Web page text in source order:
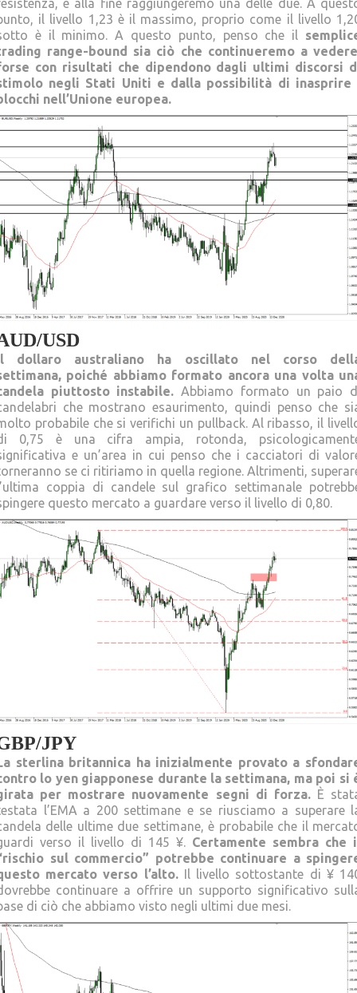
e alla fine raggiungeremo una delle due. A
il livello 1,23 è il massimo, proprio come il livello
è il minimo. A questo punto, penso che il
range-bound sia ciò che continueremo a
con risultati che dipendono dagli ultimi discorsi
negli Stati Uniti e dalla possibilità di inasprire
nell’Unione europea.
USD
dollaro australiano ha oscillato nel corso
poiché abbiamo formato ancora una volta
piuttosto instabile.Abbiamo formato un paio
che mostrano esaurimento, quindi penso che
probabile che si verifichi un pullback. Al ribasso, il
0,75 è una cifra ampia, rotonda,
e un’area in cui penso che i cacciatori di
se ci ritiriamo in quella regione. Altrimenti,
coppia di candele sul grafico settimanale
questo mercato a guardare verso il livello di 0,80.
JPY
sterlina britannica ha inizialmente provato a
lo yen giapponese durante la settimana, ma poi si
per mostrare nuovamente segni di forza. È
l’EMA a 200 settimane e se riusciamo a superare
delle ultime due settimane, è probabile che il
verso il livello di 145 ¥. Certamente sembra che
sul commercio” potrebbe continuare a
mercato verso l’alto. Il livello sottostante di ¥
continuare a offrire un supporto significativo
di ciò che abbiamo visto negli ultimi due mesi.